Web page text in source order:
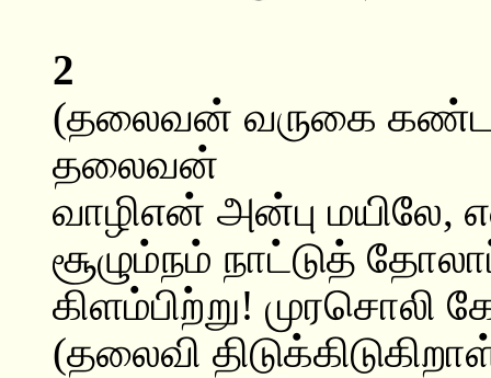
2
(தலைவன் வருகை கண்ட
தலைவன்
வாழிஎன் அன்பு மயிலே,
சூழும்நம் நாட்டுத்
கிளம்பிற்று! முரசொலி
(தலைவி